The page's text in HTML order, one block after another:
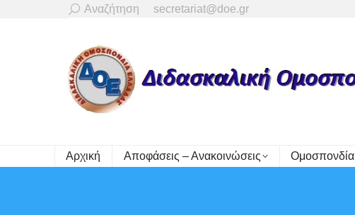
Search:
Αναζήτηση secretariat@doe.gr
Αρχική Αποφάσεις – Ανακοινώσεις Ομοσπονδία